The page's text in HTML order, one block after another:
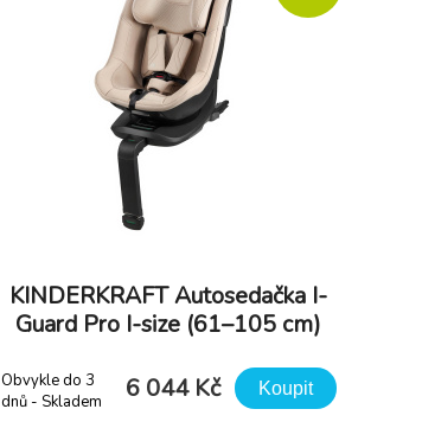
KINDERKRAFT Autosedačka I-
Guard Pro I-size (61–105 cm)
Obvykle do 3
dnů - Skladem
6 044 Kč Koupit